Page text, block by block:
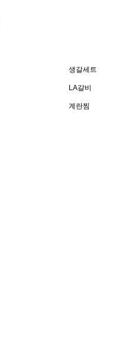
생갈세트
LA갈비
계란찜